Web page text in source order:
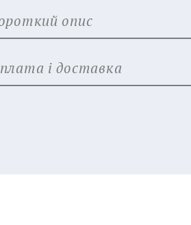
опис
і доставка